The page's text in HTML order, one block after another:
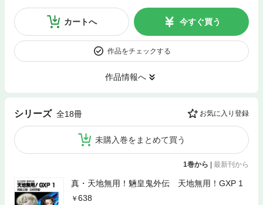
カートへ 今すぐ買う
作品をチェックする
作品情報へ
シリーズ 全18冊 お気に入り登録
未購入巻をまとめて買う
1巻から | 最新刊から
真・天地無用！魎皇鬼外伝 天地無用！GXP 1
638